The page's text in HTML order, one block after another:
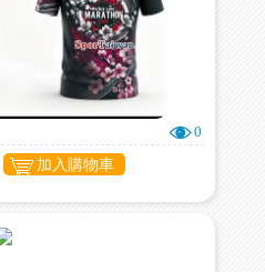
0
加入購物車